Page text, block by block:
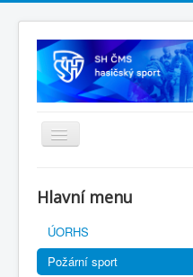
SH ČMS
Hlavní menu
ÚORHS
Požární sport